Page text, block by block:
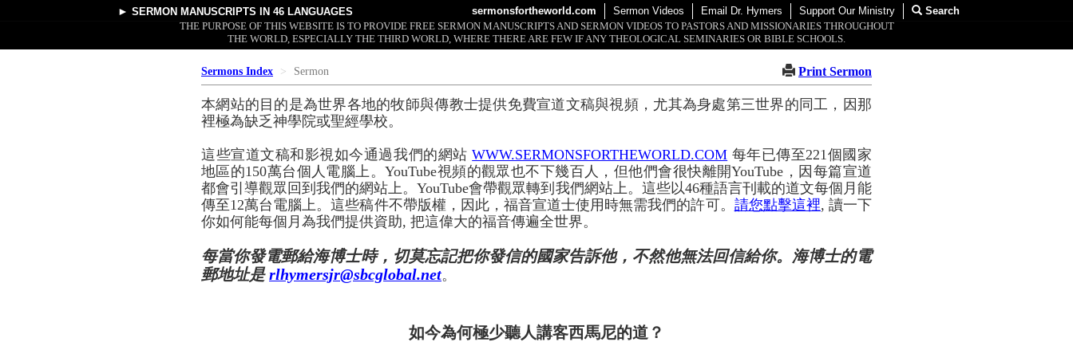
► SERMON MANUSCRIPTS IN 46 LANGUAGES sermonsfortheworld.com Sermon Videos Email Dr. Hymers Support Our Ministry
Search
THE PURPOSE OF THIS WEBSITE IS TO PROVIDE FREE SERMON MANUSCRIPTS AND SERMON VIDEOS TO PASTORS AND MISSIONARIES THROUGHOUT
THE WORLD, ESPECIALLY THE THIRD WORLD, WHERE THERE ARE FEW IF ANY THEOLOGICAL SEMINARIES OR BIBLE SCHOOLS.
Sermons Index Sermon Print Sermon
本網站的目的是為世界各地的牧師與傳教士提供免費宣道文稿與視頻，尤其為身處第三世界的同工，因那
裡極為缺乏神學院或聖經學校。
這些宣道文稿和影視如今通過我們的網站WWW.SERMONSFORTHEWORLD.COM 每年已傳至221個國家
地區的150萬台個人電腦上。YouTube視頻的觀眾也不下幾百人，但他們會很快離開YouTube，因每篇宣道
都會引導觀眾回到我們的網站上。YouTube會帶觀眾轉到我們網站上。這些以46種語言刊載的道文每個月能
傳至12萬台電腦上。這些稿件不帶版權，因此，福音宣道士使用時無需我們的許可。 請您點擊這裡, 讀一下
你如何能每個月為我們提供資助, 把這偉大的福音傳遍全世界。
每當你發電郵給海博士時，切莫忘記把你發信的國家告訴他，不然他無法回信給你。海博士的電
郵地址是rlhymersjr@sbcglobal.net。
如今為何極少聽人講客西馬尼的道？